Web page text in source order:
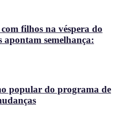
filhos na véspera do
apontam semelhança:
popular do programa de